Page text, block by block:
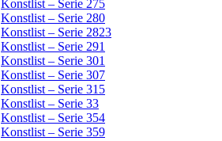
Konstlist – Serie 275
Konstlist – Serie 280
Konstlist – Serie 2823
Konstlist – Serie 291
Konstlist – Serie 301
Konstlist – Serie 307
Konstlist – Serie 315
Konstlist – Serie 33
Konstlist – Serie 354
Konstlist – Serie 359